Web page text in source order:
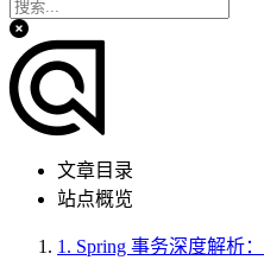
文章目录
站点概览
1. Spring 事务深度解析